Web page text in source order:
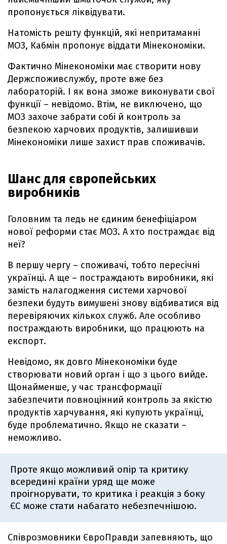
пропонується ліквідувати.
Натомість решту функцій, які непритаманні
МОЗ, Кабмін пропонує віддати Мінекономіки.
Фактично Мінекономіки має створити нову
Держспоживслужбу, проте вже без
лабораторій. І як вона зможе виконувати свої
функції – невідомо. Втім, не виключено, що
МОЗ захоче забрати собі й контроль за
безпекою харчових продуктів, залишивши
Мінекономіки лише захист прав споживачів.
Шанс для європейських
виробників
Головним та ледь не єдиним бенефіціаром
нової реформи стає МОЗ. А хто постраждає від
неї?
В першу чергу – споживачі, тобто пересічні
українці. А ще – постраждають виробники, які
замість налагодження системи харчової
безпеки будуть вимушені знову відбиватися від
перевіряючих кількох служб. Але особливо
постраждають виробники, що працюють на
експорт.
Невідомо, як довго Мінекономіки буде
створювати новий орган і що з цього вийде.
Щонайменше, у час трансформації
забезпечити повноцінний контроль за якістю
продуктів харчування, які купують українці,
буде проблематично. Якщо не сказати –
неможливо.
Проте якщо можливий опір та критику
всередині країни уряд ще може
проігнорувати, то критика і реакція з боку
ЄС може стати набагато небезпечнішою.
Співрозмовники ЄвроПравди запевняють, що